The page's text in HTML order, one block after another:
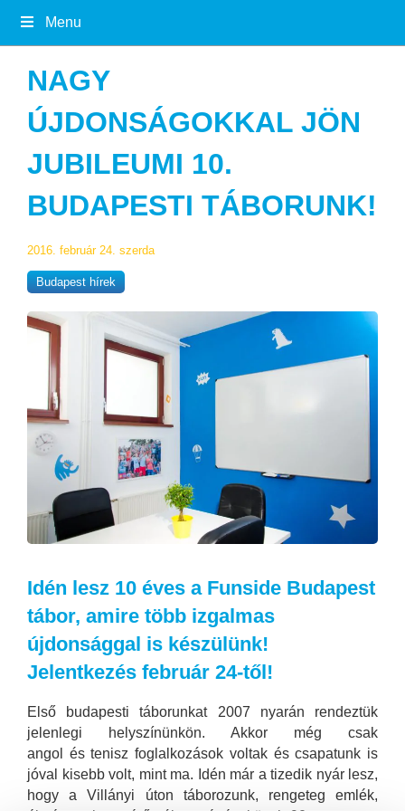
Menu
NAGY
ÚJDONSÁGOKKAL JÖN
JUBILEUMI 10.
BUDAPESTI TÁBORUNK!
2016. február 24. szerda
Budapest hírek
Idén lesz 10 éves a Funside Budapest
tábor, amire több izgalmas
újdonsággal is készülünk!
Jelentkezés február 24-től!
Első budapesti táborunkat 2007 nyarán rendeztük
jelenlegi helyszínünkön. Akkor még csak
angol és tenisz foglalkozások voltak és csapatunk is
jóval kisebb volt, mint ma. Idén már a tizedik nyár lesz,
hogy a Villányi úton táborozunk, rengeteg emlék,